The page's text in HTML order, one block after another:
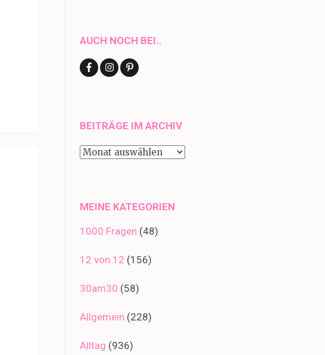
AUCH NOCH BEI..
BEITRÄGE IM ARCHIV
Beiträge
MEINE KATEGORIEN
1000 Fragen (48)
12 von 12 (156)
30am30 (58)
Allgemein (228)
Alltag (936)